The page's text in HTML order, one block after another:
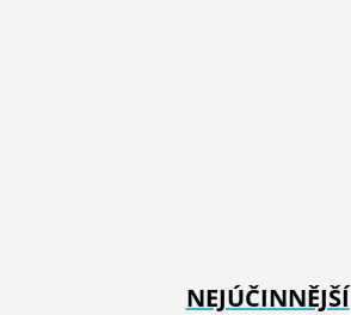
NEJÚČINNĚJŠÍ